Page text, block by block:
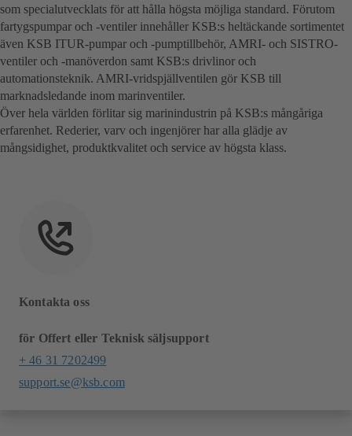
som specialutvecklats för att hålla högsta möjliga standard. Förutom
fartygspumpar och -ventiler innehåller KSB:s heltäckande sortimentet
även KSB ITUR-pumpar och -pumptillbehör, AMRI- och SISTRO-
ventiler och -manöverdon samt KSB:s drivlinor och
automationsteknik. AMRI-vridspjällventilen gör KSB till
marknadsledande inom marinventiler.
Över hela världen förlitar sig marinindustrin på KSB:s mångåriga
erfarenhet. Rederier, varv och ingenjörer har alla glädje av
mångsidighet, produktkvalitet och service av högsta klass.
Kontakta oss
för Offert eller Teknisk säljsupport
+ 46 31 7202499
support.se@ksb.com